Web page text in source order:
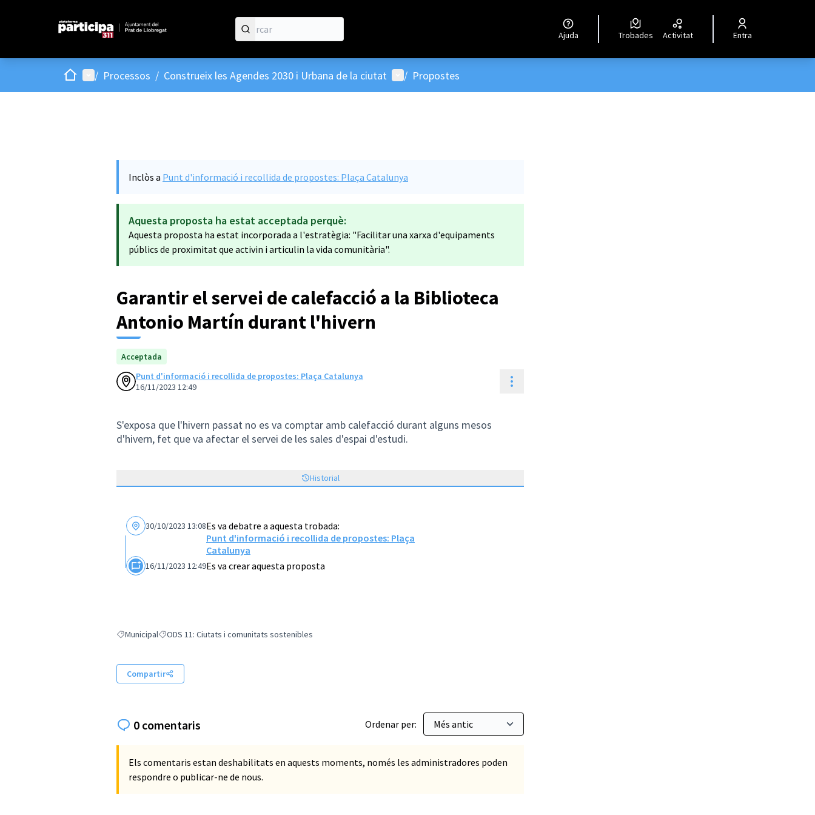
Ajuda Trobades Activitat Entra
Inici Menú principal
/ Processos / Construeix les Agendes 2030 i Urbana de la ciutat Menú d'usuari
/ Propostes
Inclòs a Punt d'informació i recollida de propostes: Plaça Catalunya
Aquesta proposta ha estat acceptada perquè:
Aquesta proposta ha estat incorporada a l'estratègia: "Facilitar una xarxa d'equipaments
públics de proximitat que activin i articulin la vida comunitària".
Garantir el servei de calefacció a la Biblioteca
Antonio Martín durant l'hivern
Acceptada
Punt d'informació i recollida de propostes: Plaça Catalunya
16/11/2023 12:49
Controls de recursos
S'exposa que l'hivern passat no es va comptar amb calefacció durant alguns mesos
d'hivern, fet que va afectar el servei de les sales d'espai d'estudi.
Historial
30/10/2023 13:08Es va debatre a aquesta trobada:
Punt d'informació i recollida de propostes: Plaça
Catalunya
16/11/2023 12:49Es va crear aquesta proposta
Resultats en filtrar per: Municipal
MunicipalResultats en filtrar per: ODS 11: Ciutats i comunitats sostenibles
ODS 11: Ciutats i comunitats sostenibles
Compartir
0 comentaris Ordenar per:
Els comentaris estan deshabilitats en aquests moments, només les administradores poden
respondre o publicar-ne de nous.